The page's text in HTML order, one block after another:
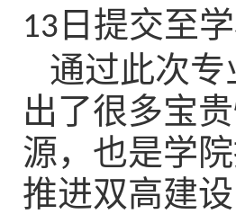
13 日提交至
通过此次
出了很多宝
源，也是学
推进双高建